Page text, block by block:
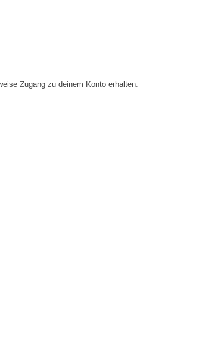
Zugang zu deinem Konto erhalten.